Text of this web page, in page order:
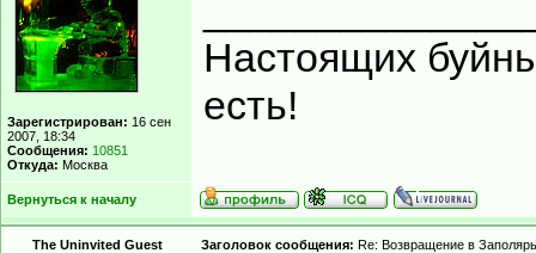
Зарегистрирован: 16 сен
2007, 18:34
Сообщения: 10851
Откуда: Москва
Настоящих
есть!
Вернуться к началу
The Uninvited Guest Заголовок сообщения: Re: Возвращение в